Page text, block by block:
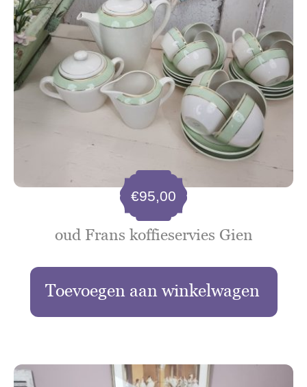
oud Frans koffieservies Gien
€95,00
Toevoegen aan winkelwagen